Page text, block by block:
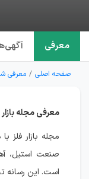
معرفی
صفحه اصلی معرفی
معرفی مجله بازار
مجله بازار فلز
صنعت استیل،
است. این رسانه